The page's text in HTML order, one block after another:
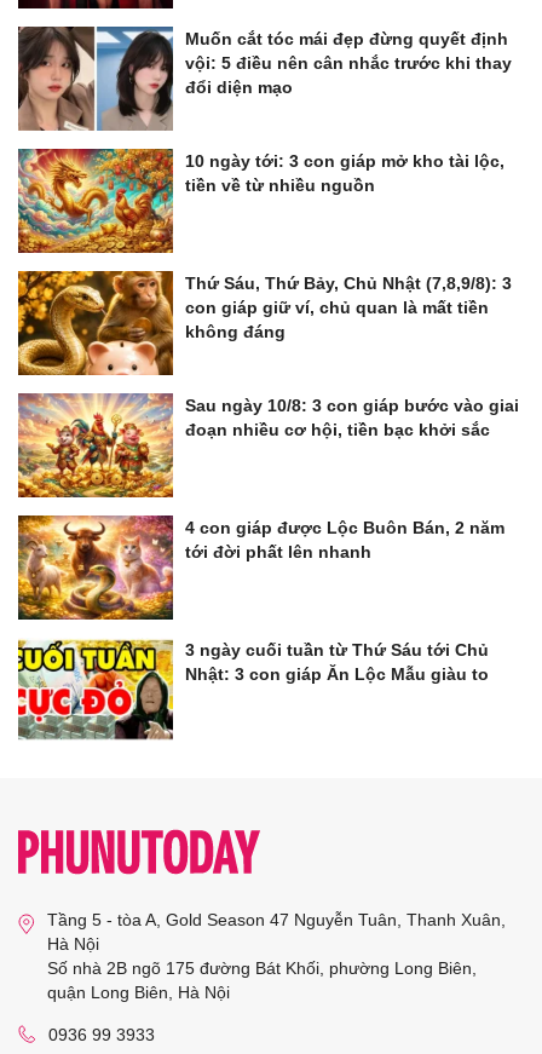
Muốn cắt tóc mái đẹp đừng quyết định
vội: 5 điều nên cân nhắc trước khi thay
đổi diện mạo
10 ngày tới: 3 con giáp mở kho tài lộc,
tiền về từ nhiều nguồn
Thứ Sáu, Thứ Bảy, Chủ Nhật (7,8,9/8): 3
con giáp giữ ví, chủ quan là mất tiền
không đáng
Sau ngày 10/8: 3 con giáp bước vào giai
đoạn nhiều cơ hội, tiền bạc khởi sắc
4 con giáp được Lộc Buôn Bán, 2 năm
tới đời phất lên nhanh
3 ngày cuối tuần từ Thứ Sáu tới Chủ
Nhật: 3 con giáp Ăn Lộc Mẫu giàu to
Tầng 5 - tòa A, Gold Season 47 Nguyễn Tuân, Thanh Xuân,
Hà Nội
Số nhà 2B ngõ 175 đường Bát Khối, phường Long Biên,
quận Long Biên, Hà Nội
0936 99 3933